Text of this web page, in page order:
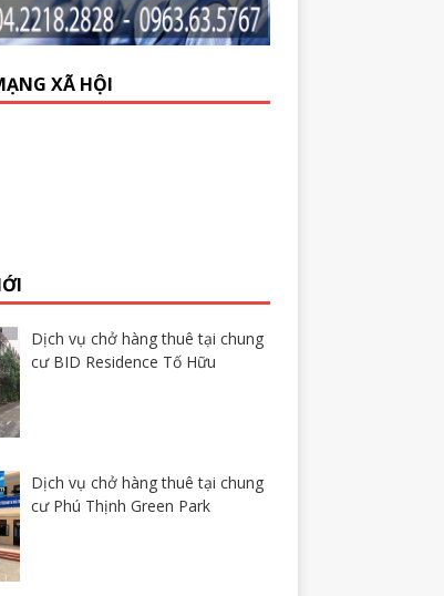
XÃ HỘI
Dịch vụ chở hàng thuê tại chung
cư BID Residence Tố Hữu
Dịch vụ chở hàng thuê tại chung
cư Phú Thịnh Green Park